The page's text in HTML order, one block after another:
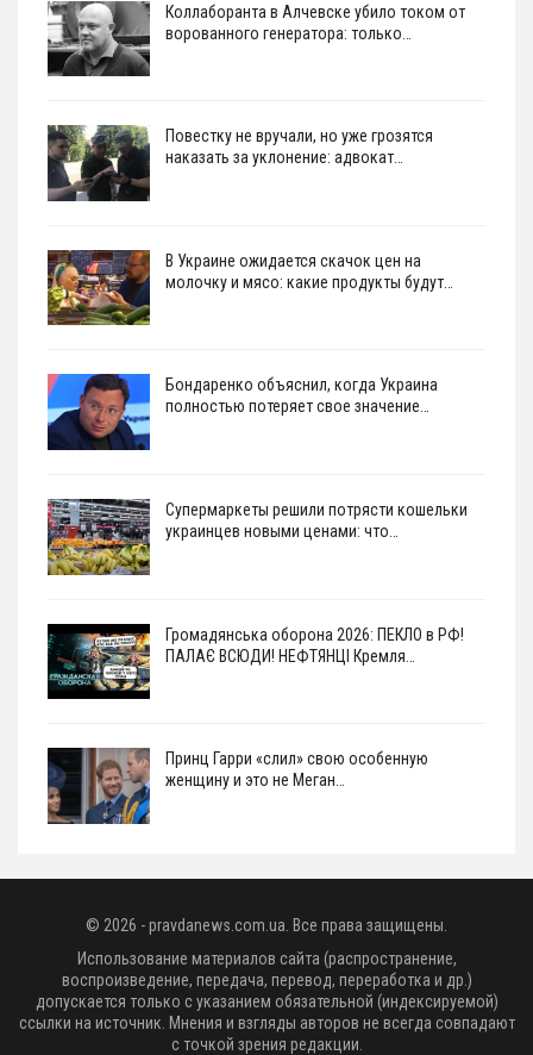
Коллаборанта в Алчевске убило током от
ворованного генератора: только…
Повестку не вручали, но уже грозятся
наказать за уклонение: адвокат…
В Украине ожидается скачок цен на
молочку и мясо: какие продукты будут…
Бондаренко объяснил, когда Украина
полностью потеряет свое значение…
Супермаркеты решили потрясти кошельки
украинцев новыми ценами: что…
Громадянська оборона 2026: ПЕКЛО в РФ!
ПАЛАЄ ВСЮДИ! НЕФТЯНЦІ Кремля…
Принц Гарри «слил» свою особенную
женщину и это не Меган…
© 2026 - pravdanews.com.ua. Все права защищены.
Использование материалов сайта (распространение,
воспроизведение, передача, перевод, переработка и др.)
допускается только с указанием обязательной (индексируемой)
ссылки на источник. Мнения и взгляды авторов не всегда совпадают
с точкой зрения редакции.